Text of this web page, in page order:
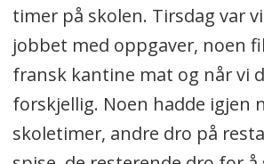
timer på skolen. Tirsdag var
jobbet med oppgaver, noen
fransk kantine mat og når vi
forskjellig. Noen hadde igjen
skoletimer, andre dro på